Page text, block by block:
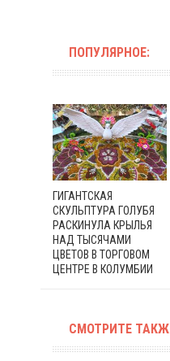
ПОПУЛЯРНОЕ:
ГИГАНТСКАЯ
СКУЛЬПТУРА ГОЛУБЯ
РАСКИНУЛА КРЫЛЬЯ
НАД ТЫСЯЧАМИ
ЦВЕТОВ В ТОРГОВОМ
ЦЕНТРЕ В КОЛУМБИИ
СМОТРИТЕ